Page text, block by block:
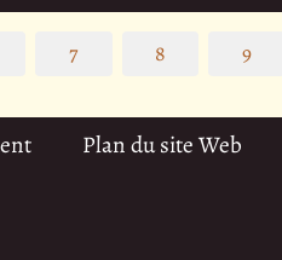
7 8 9
Plan du site Web